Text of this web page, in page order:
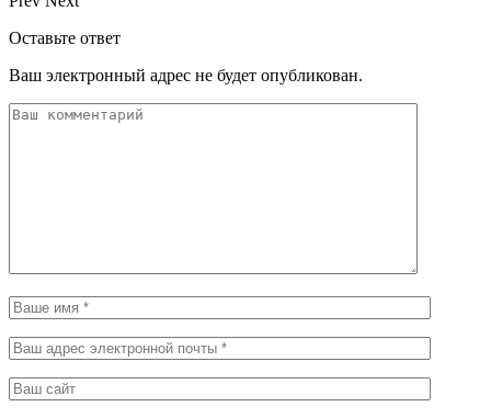
Оставьте ответ
Ваш электронный адрес не будет опубликован.